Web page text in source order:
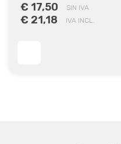
€ 17,50 SIN IVA
€ 21,18 IVA INCL.